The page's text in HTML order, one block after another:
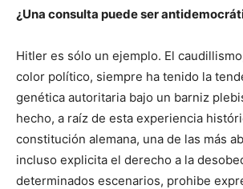
¿Una consulta puede ser
Hitler es sólo un ejemplo. El
color político, siempre ha tenido la
genética autoritaria bajo un barniz
hecho, a raíz de esta experiencia
constitución alemana, una de las más
incluso explicita el derecho a la
determinados escenarios, prohibe